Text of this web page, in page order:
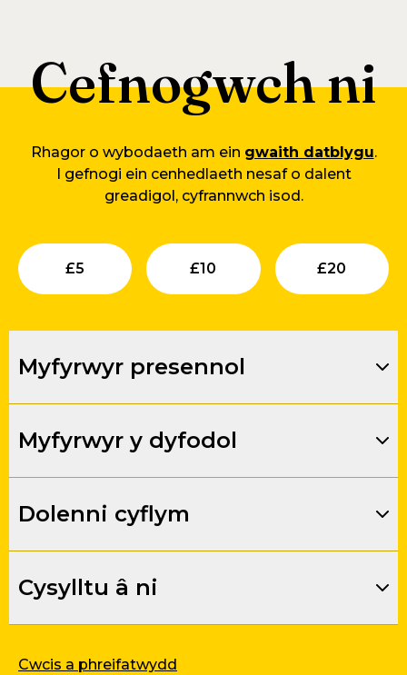
Cefnogwch ni
Rhagor o wybodaeth am ein gwaith datblygu.
I gefnogi ein cenhedlaeth nesaf o dalent
greadigol, cyfrannwch isod.
£5
Submit
£10
Submit
£20
Myfyrwyr presennol
Myfyrwyr y dyfodol
Dolenni cyflym
Cysylltu â ni
Cwcis a phreifatwydd